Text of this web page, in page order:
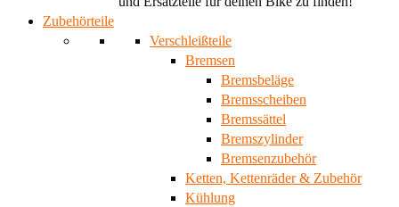
Zubehörteile
Verschleißteile
Bremsen
Bremsbeläge
Bremsscheiben
Bremssättel
Bremszylinder
Bremsenzubehör
Ketten, Kettenräder & Zubehör
Kühlung